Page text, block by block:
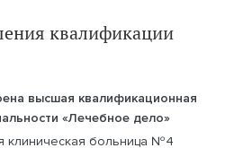
квалификации
высшая квалификационная
«Лечебное дело»
клиническая больница №4